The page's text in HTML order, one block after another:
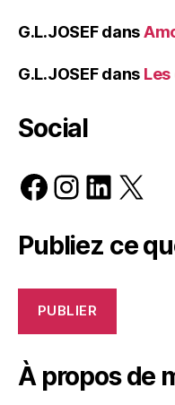
G.L.JOSEFdans
G.L.JOSEFdans Les
Social
Facebook
X
Publiez ce
PUBLIER
À propos de